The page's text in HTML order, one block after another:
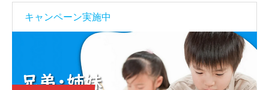
キャンペーン実施中